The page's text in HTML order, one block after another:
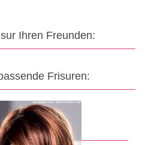
Ihren Freunden:
Frisuren: